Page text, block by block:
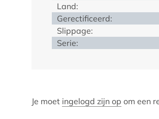
Land:
Gerectificeerd:
Slippage:
Serie:
Je moet ingelogd zijn op om een